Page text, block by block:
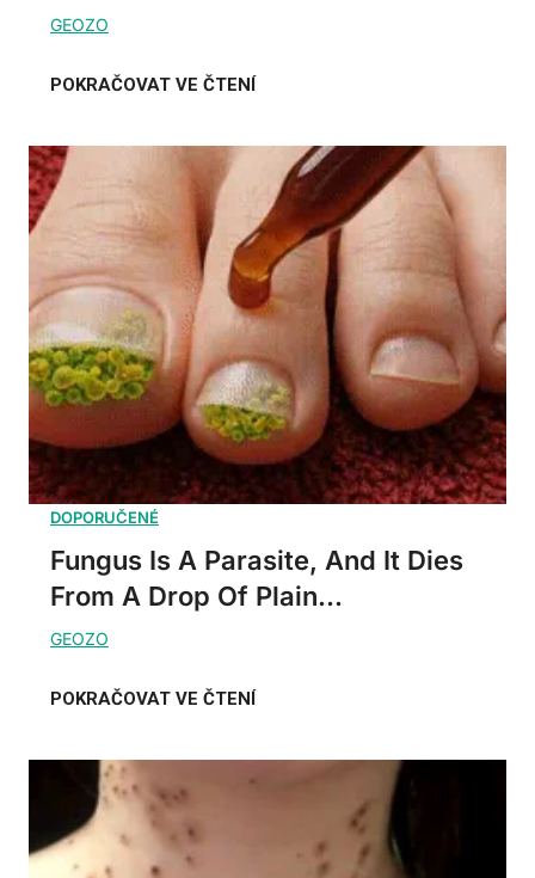
Fungus Is A Parasite, And It Dies
From A Drop Of Plain...